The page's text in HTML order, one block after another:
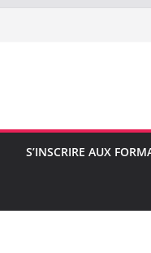
S’INSCRIRE AUX